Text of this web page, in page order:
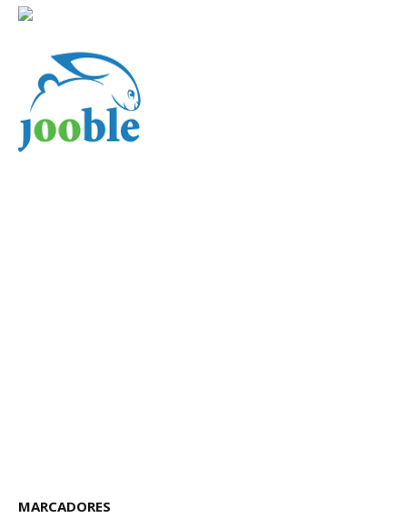
MARCADORES